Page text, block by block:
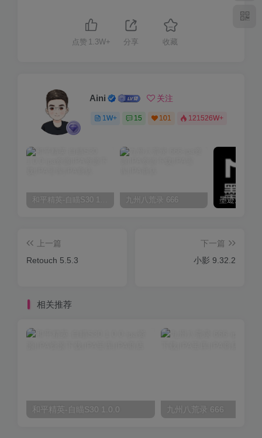
点赞 1.3W+ 分享 收藏
Aini 关注
1W+ 15 101 121526W+
和平精英-自瞄S30 1.0.0 九州八荒录 666
上一篇
Retouch 5.5.3
下一篇
小影 9.32.2
相关推荐
和平精英-自瞄S30 1.0.0 九州八荒录 666